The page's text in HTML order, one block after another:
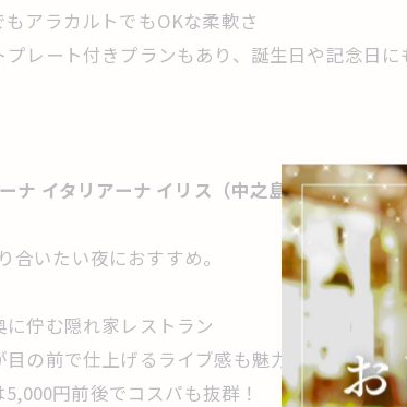
もアラカルトでもOKな柔軟さ
プレート付きプランもあり、誕生日や記念日
ナ イタリアーナ イリス（中之島）｜隠れ家イ
合いたい夜におすすめ。
に佇む隠れ家レストラン
目の前で仕上げるライブ感も魅力
5,000円前後でコスパも抜群！